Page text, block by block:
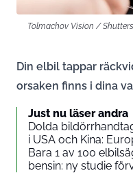
Tolmachov Vision /
Din elbil tappar
orsaken finns i dina
Just nu läser andra
Dolda
i USA och Kina:
Bara 1 av 100
bensin: ny studie